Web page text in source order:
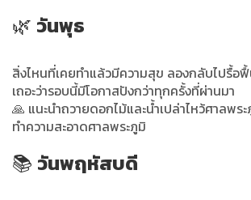
🌿 วันพุธ
สิ่งไหนที่เคยทำแล้วมีความสุข ลองกลับไปรื้อ
เถอะว่ารอบนี้มีโอกาสปังกว่าทุกครั้งที่ผ่านมา
🙏 แนะนำถวายดอกไม้และน้ำเปล่าไหว้ศาลพร
ทำความสะอาดศาลพระภูมิ
📚 วันพฤหัสบดี